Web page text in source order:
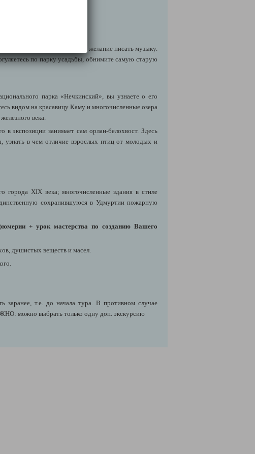
здесь у него появилось желание писать музыку.
по парку усадьбы, обнимите самую старую
парка «Нечкинский», вы узнаете о его
видом на красавицу Каму и многочисленные озера
века.
экспозиции занимает сам орлан-белохвост. Здесь
в чем отличие взрослых птиц от молодых и
города XIX века; многочисленные здания в стиле
сохранившуюся в Удмуртии пожарную
+ урок мастерства по созданию Вашего
душистых веществ и масел.
заранее, т.е. до начала тура. В противном случае
можно выбрать только одну доп. экскурсию